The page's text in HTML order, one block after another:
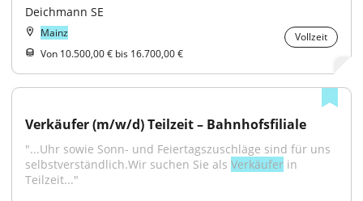
Deichmann SE
Mainz
Vollzeit
Von 10.500,00 € bis 16.700,00 €
Verkäufer (m/w/d) Teilzeit – Bahnhofsfiliale
"...Uhr sowie Sonn- und Feiertagszuschläge sind für uns
selbstverständlich.Wir suchen Sie als Verkäufer in
Teilzeit..."